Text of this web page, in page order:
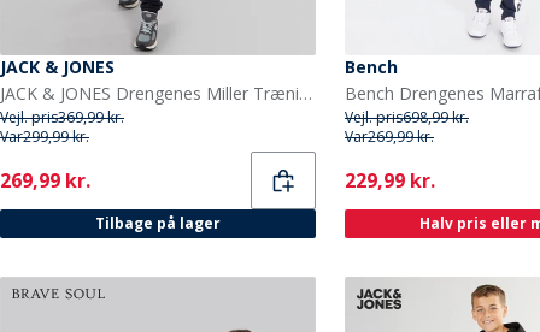
JACK & JONES
JACK & JONES Drengenes Miller Træningsdragt Ensign Blå
Vejl. pris369,99 kr.
Var299,99 kr.
Current
269,99 kr.
Tilbage på lager
Bench
Vejl. pris698,99 kr.
Var269,99 kr.
Current
229,99 kr.
Halv pris eller